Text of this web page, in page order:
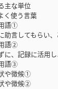
主な単位
く使う言葉
語①
助言してもらい
語②
に、記録に活用
語③
や徴候①
や徴候②